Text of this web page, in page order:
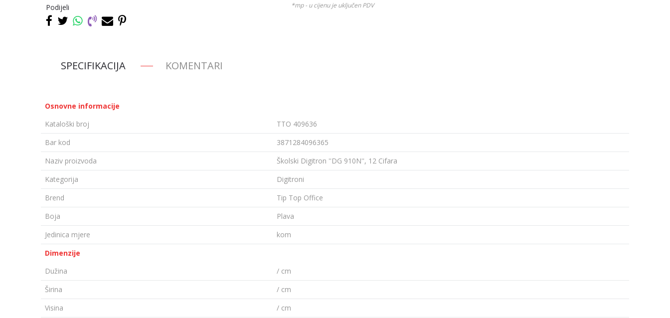
Podijeli *mp - u cijenu je uključen PDV
SPECIFIKACIJA KOMENTARI
Osnovne informacije
Kataloški broj
TTO 409636
Bar kod
3871284096365
Naziv proizvoda
Školski Digitron ''DG 910N'', 12 Cifara
Kategorija
Digitroni
Brend
Tip Top Office
Boja
Plava
Jedinica mjere
kom
Dimenzije
Dužina
/ cm
Širina
/ cm
Visina
/ cm